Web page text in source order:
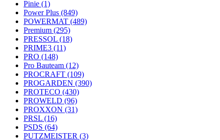
Pinie (1)
Power Plus (849)
POWERMAT (489)
Premium (295)
PRESSOL (18)
PRIME3 (11)
PRO (148)
Pro Bauteam (12)
PROCRAFT (109)
PROGARDEN (390)
PROTECO (430)
PROWELD (96)
PROXXON (31)
PRSL (16)
PSDS (64)
PUTZMEISTER (3)